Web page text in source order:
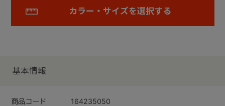
カラー・サイズを選択する
基本情報
商品コード 164235050